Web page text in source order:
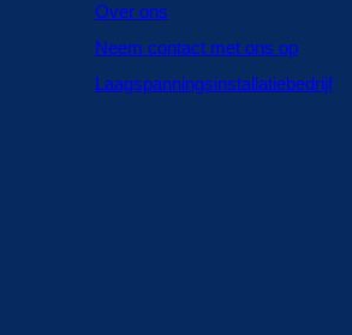
Over ons
Neem contact met ons op
Laagspanningsinstallatiebedrijf